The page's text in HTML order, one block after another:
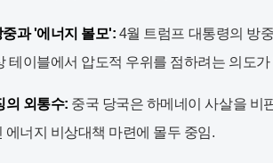
과 '에너지 볼모': 4월 트럼프 대통령의 방
테이블에서 압도적 우위를 점하려는 의도가
외통수: 중국 당국은 하메네이 사살을 비
에너지 비상대책 마련에 몰두 중임.